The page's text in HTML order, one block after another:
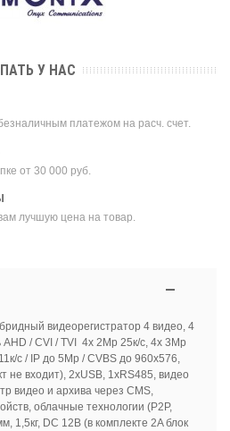
У НАС
платежом на расч. счет.
от 30 000 руб.
лучшую цена на товар.
видеорегистратор 4 видео, 4
/ CVI / TVI 4x 2Mp 25к/c, 4x 3Mp
с / IP до 5Mp / CVBS до 960x576,
не входит), 2xUSB, 1xRS485, видео
видео и архива через CMS,
облачные технологии (P2P,
1,5кг, DC 12В (в комплекте 2A блок